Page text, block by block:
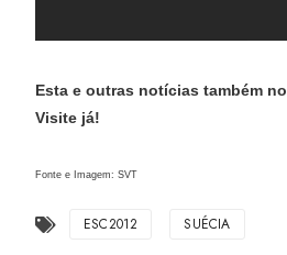
Esta e outras notícias também no
Visite já!
Fonte e Imagem: SVT
ESC2012 SUÉCIA